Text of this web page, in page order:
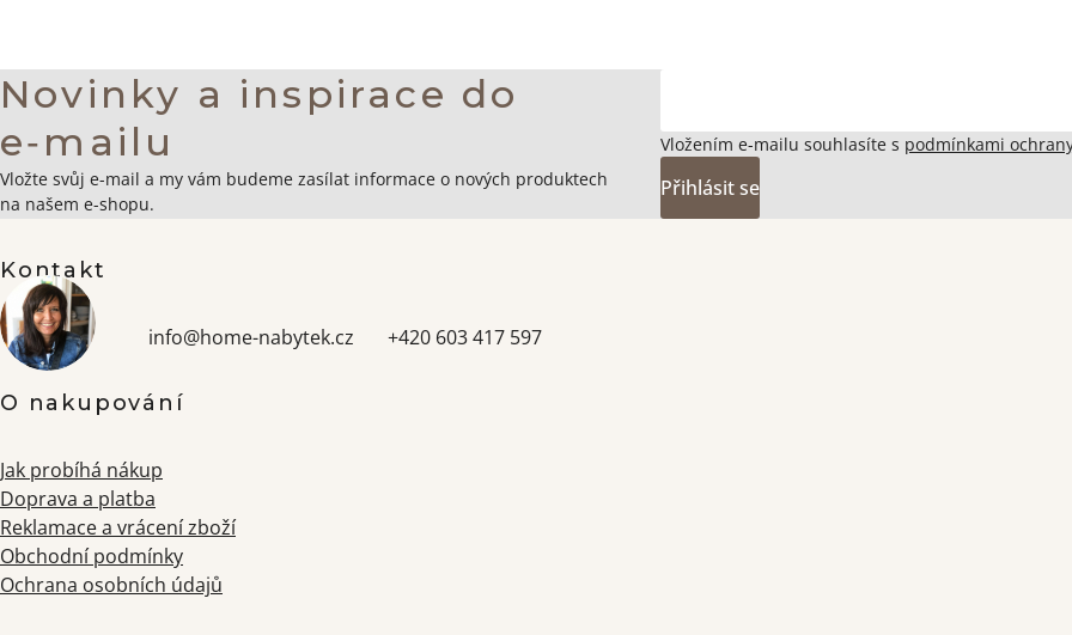
Zápatí
Novinky a inspirace do
e‑mailu
Vložte svůj e-mail a my vám budeme zasílat informace o nových produktech
na našem e-shopu.
Vložením e-mailu souhlasíte s podmínkami
Přihlásit se
Kontakt
info@home-nabytek.cz +420 603 417 597
O nakupování
Jak probíhá nákup
Doprava a platba
Reklamace a vrácení zboží
Obchodní podmínky
Ochrana osobních údajů